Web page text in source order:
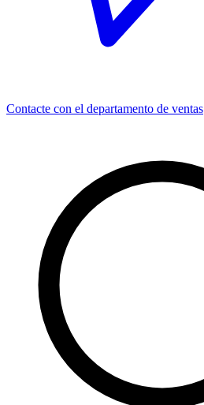
Contacte con el departamento de ventas